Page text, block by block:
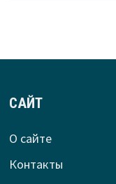
САЙТ
О сайте
Контакты